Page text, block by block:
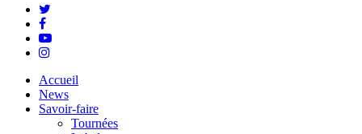
twitter
facebook
youtube
instagram
Close
Menu
Accueil
News
Savoir-faire
Tournées